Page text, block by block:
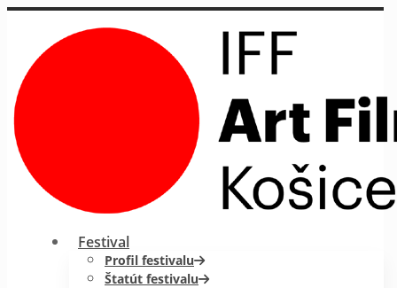
Festival
Profil festivalu
Štatút festivalu